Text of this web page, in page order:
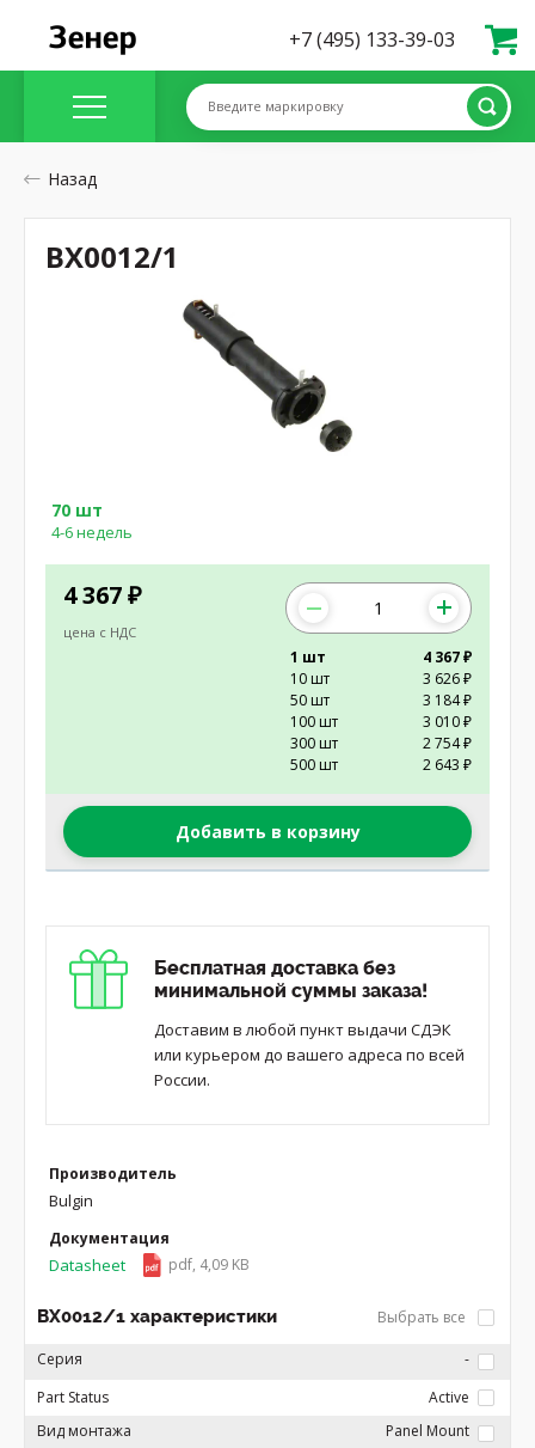
+7 (495) 133-39-03
Введите маркировку
Назад
4 367 ₽
цена с НДС
70 шт
4-6 недель
1 шт
4 367 ₽
10 шт
3 626 ₽
50 шт
3 184 ₽
100 шт
3 010 ₽
300 шт
2 754 ₽
500 шт
2 643 ₽
Добавить в корзину
Бесплатная доставка без
минимальной суммы заказа!
Доставим в любой пункт выдачи СДЭК
или курьером до вашего адреса по всей
России.
Производитель
Bulgin
Документация
Datasheet pdf, 4,09 KB
BX0012/1 характеристики Выбрать все
Серия
-
Part Status
Active
Вид монтажа
Panel Mount
BX0012/1